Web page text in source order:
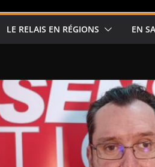
LE RELAIS EN RÉGIONS EN